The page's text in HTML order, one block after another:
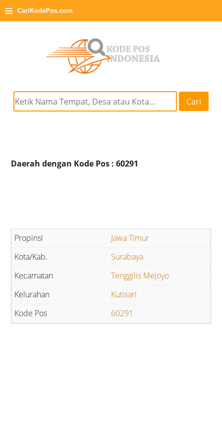
≡ CariKodePos.com
Cari
Daerah dengan Kode Pos : 60291
Jawa Timur
Surabaya
Tenggilis Mejoyo
Kutisari
60291